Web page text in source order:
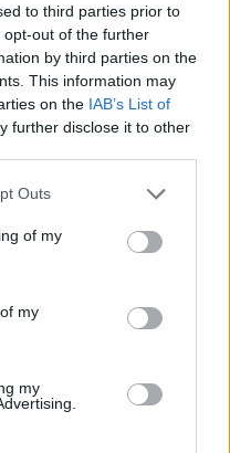
to third parties prior to
out of the further
by third parties on the
This information may
on the IAB’s List of
further disclose it to other
Outs
of my
my
my
sondern nur 1m . Und
umrechnen.Macht 10
was die kleinste